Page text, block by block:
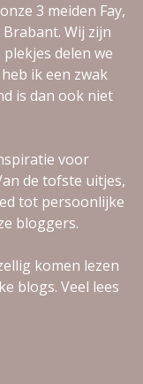
3 meiden Fay,
Wij zijn
delen we
ik een zwak
is dan ook niet
voor
de tofste uitjes,
tot persoonlijke
bloggers.
komen lezen
blogs. Veel lees